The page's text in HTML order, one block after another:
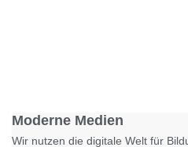
Moderne Medien
Wir nutzen die digitale Welt für